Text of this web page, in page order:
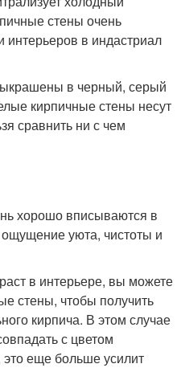
стены очень
в индастриал
в черный, серый
кирпичные стены несут
сравнить ни с чем
хорошо вписываются в
уюта, чистоты и
в интерьере, вы можете
стены, чтобы получить
кирпича. В этом случае
с цветом
еще больше усилит